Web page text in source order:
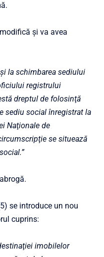
şi va avea
la schimbarea sediului
registrului
dreptul de folosinţă
sediu social înregistrat la
Naţionale de
se situează
se introduce un nou
cuprins:
imobilelor